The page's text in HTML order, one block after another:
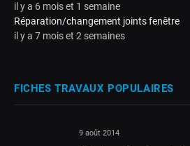
il y a 6 mois et 1 semaine
Réparation/changement joints fenêtre
il y a 7 mois et 2 semaines
FICHES TRAVAUX POPULAIRES
9 août 2014